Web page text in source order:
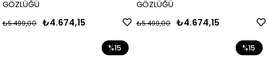
GÖZLÜĞÜ
₺4.674,15
₺5.499,00
GÖZLÜĞÜ
₺4.674,15
₺5.499,00
%15 %15